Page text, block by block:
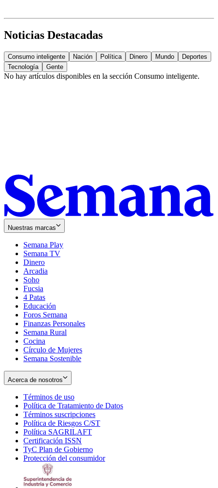
Noticias Destacadas
Consumo inteligente Nación Política Dinero Mundo
Deportes
Tecnología
Gente
No hay artículos disponibles en la sección Consumo inteligente.
Nuestras marcas
Semana Play
Semana TV
Dinero
Arcadia
Soho
in
new
window
Fucsia
in
new
window
4 Patas
Educación
Foros Semana
Finanzas Personales
Semana Rural
Cocina
Círculo de Mujeres
Semana Sostenible
Acerca de nosotros
Términos de uso
in
new
window
Política de Tratamiento de Datos
Términos suscripciones
in
Política de Riesgos C/ST
Política SAGRILAFT
new
window
Certificación ISSN
in
new
TyC Plan de Gobierno
in
Protección del consumidorOpens